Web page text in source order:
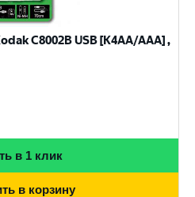
С8002B USB [K4AA/AAA] ,
в 1 клик
в корзину